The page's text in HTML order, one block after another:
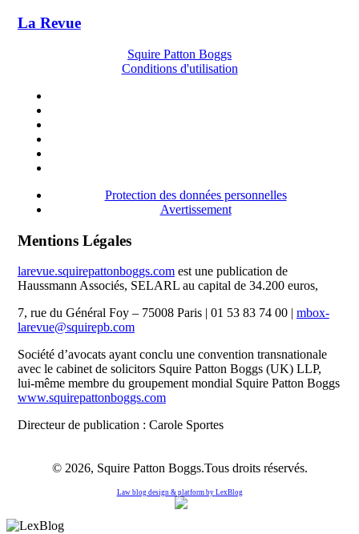
La Revue
Squire Patton Boggs
Conditions d'utilisation
Protection des données personnelles
Avertissement
Mentions Légales
larevue.squirepattonboggs.comest une publication de
Haussmann Associés, SELARL au capital de 34.200 euros,
7, rue du Général Foy – 75008 Paris | 01 53 83 74 00 | mbox-
larevue@squirepb.com
Société d’avocats ayant conclu une convention transnationale
avec le cabinet de solicitors Squire Patton Boggs (UK) LLP,
lui-même membre du groupement mondial Squire Patton Boggs
www.squirepattonboggs.com
Directeur de publication : Carole Sportes
© 2026, Squire Patton Boggs.Tous droits réservés.
Law blog design & platform by LexBlog